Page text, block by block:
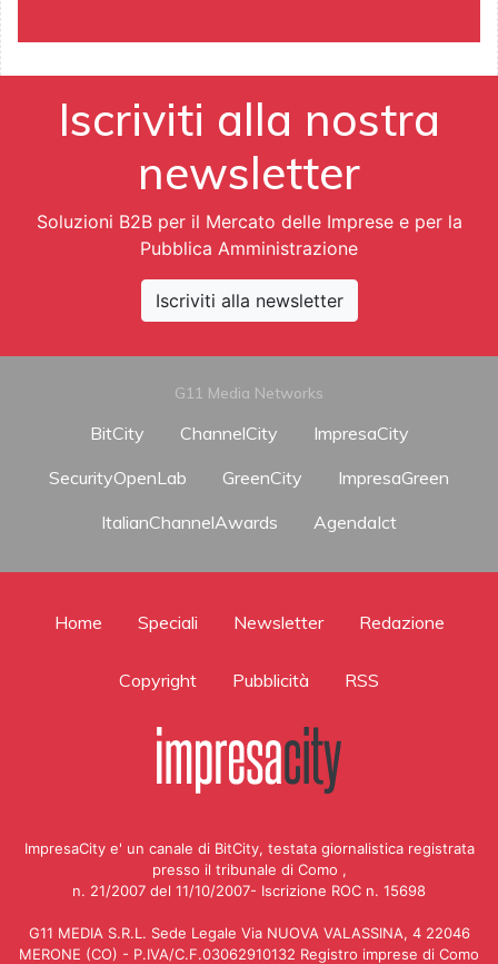
Iscriviti alla nostra
newsletter
Soluzioni B2B per il Mercato delle Imprese e per la
Pubblica Amministrazione
Iscriviti alla newsletter
G11 Media Networks
BitCity ChannelCity
ImpresaCity
SecurityOpenLab
GreenCity
ImpresaGreen
ItalianChannelAwards
AgendaIct
Home Speciali Newsletter Redazione
Copyright Pubblicità RSS
ImpresaCity e' un canale di BitCity, testata giornalistica registrata
presso il tribunale di Como ,
n. 21/2007 del 11/10/2007- Iscrizione ROC n. 15698
G11 MEDIA S.R.L. Sede Legale Via NUOVA VALASSINA, 4 22046
MERONE (CO) - P.IVA/C.F.03062910132 Registro imprese di Como